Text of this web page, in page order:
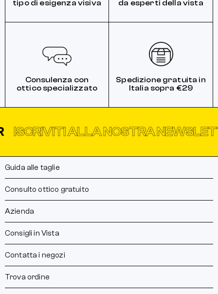
tipo di esigenza visiva
da esperti della vista
Consulenza con
ottico specializzato
Spedizione gratuita in
Italia sopra €29
ALLA NOSTRA
Guida alle taglie
Consulto ottico gratuito
Azienda
Consigli in Vista
Contatta i negozi
Trova ordine